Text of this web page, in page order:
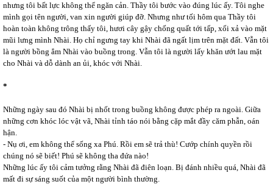
nhưng tôi bất lực không thể ngăn cản. Thầy tôi bước vào đúng lúc ấy. Tôi nghe
mình gọi tên người, van xin người giúp đỡ. Nhưng như tối hôm qua Thầy tôi
hoàn toàn không trông thấy tôi, hươi cây gậy chống quất tới tấp, xối xả vào mặt
mũi lưng mình Nhài. Họ chỉ ngưng tay khi Nhài đã ngất lịm trên mặt đất. Vẫn tôi
là người bồng ẳm Nhài vào buồng trong. Vẫn tôi là người lấy khăn ướt lau mặt
cho Nhài và dỗ dành an ủi, khóc với Nhài.
*
Những ngày sau đó Nhài bị nhốt trong buồng không được phép ra ngoài. Giữa
những cơn khóc lóc vật vã, Nhài tỉnh táo nói bằng cặp mắt đầy căm phẫn, oán
hận.
- Nụ ơi, em không thể sống xa Phú. Rồi em sẽ trả thù! Cướp chính quyền rồi
chúng nó sẽ biết! Phú sẽ không tha đứa nào!
Những lúc ấy tôi cảm tưởng rằng Nhài đã điên loạn. Bị đánh nhiều quá, Nhài đã
mất đi sự sáng suốt của một người bình thường.